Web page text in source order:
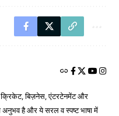
क्रिकेट, बिज़नेस, एंटरटेनमेंट और
अनुभव है और ये सरल व स्पष्ट भाषा में